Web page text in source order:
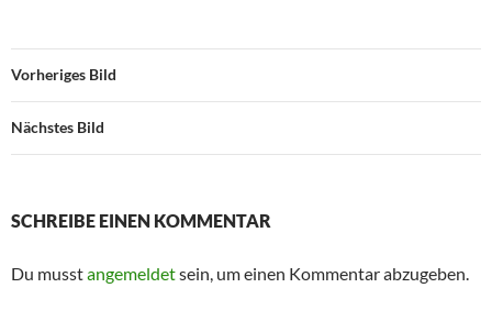
Vorheriges Bild
Nächstes Bild
SCHREIBE EINEN KOMMENTAR
Du musstangemeldetsein, um einen Kommentar abzugeben.